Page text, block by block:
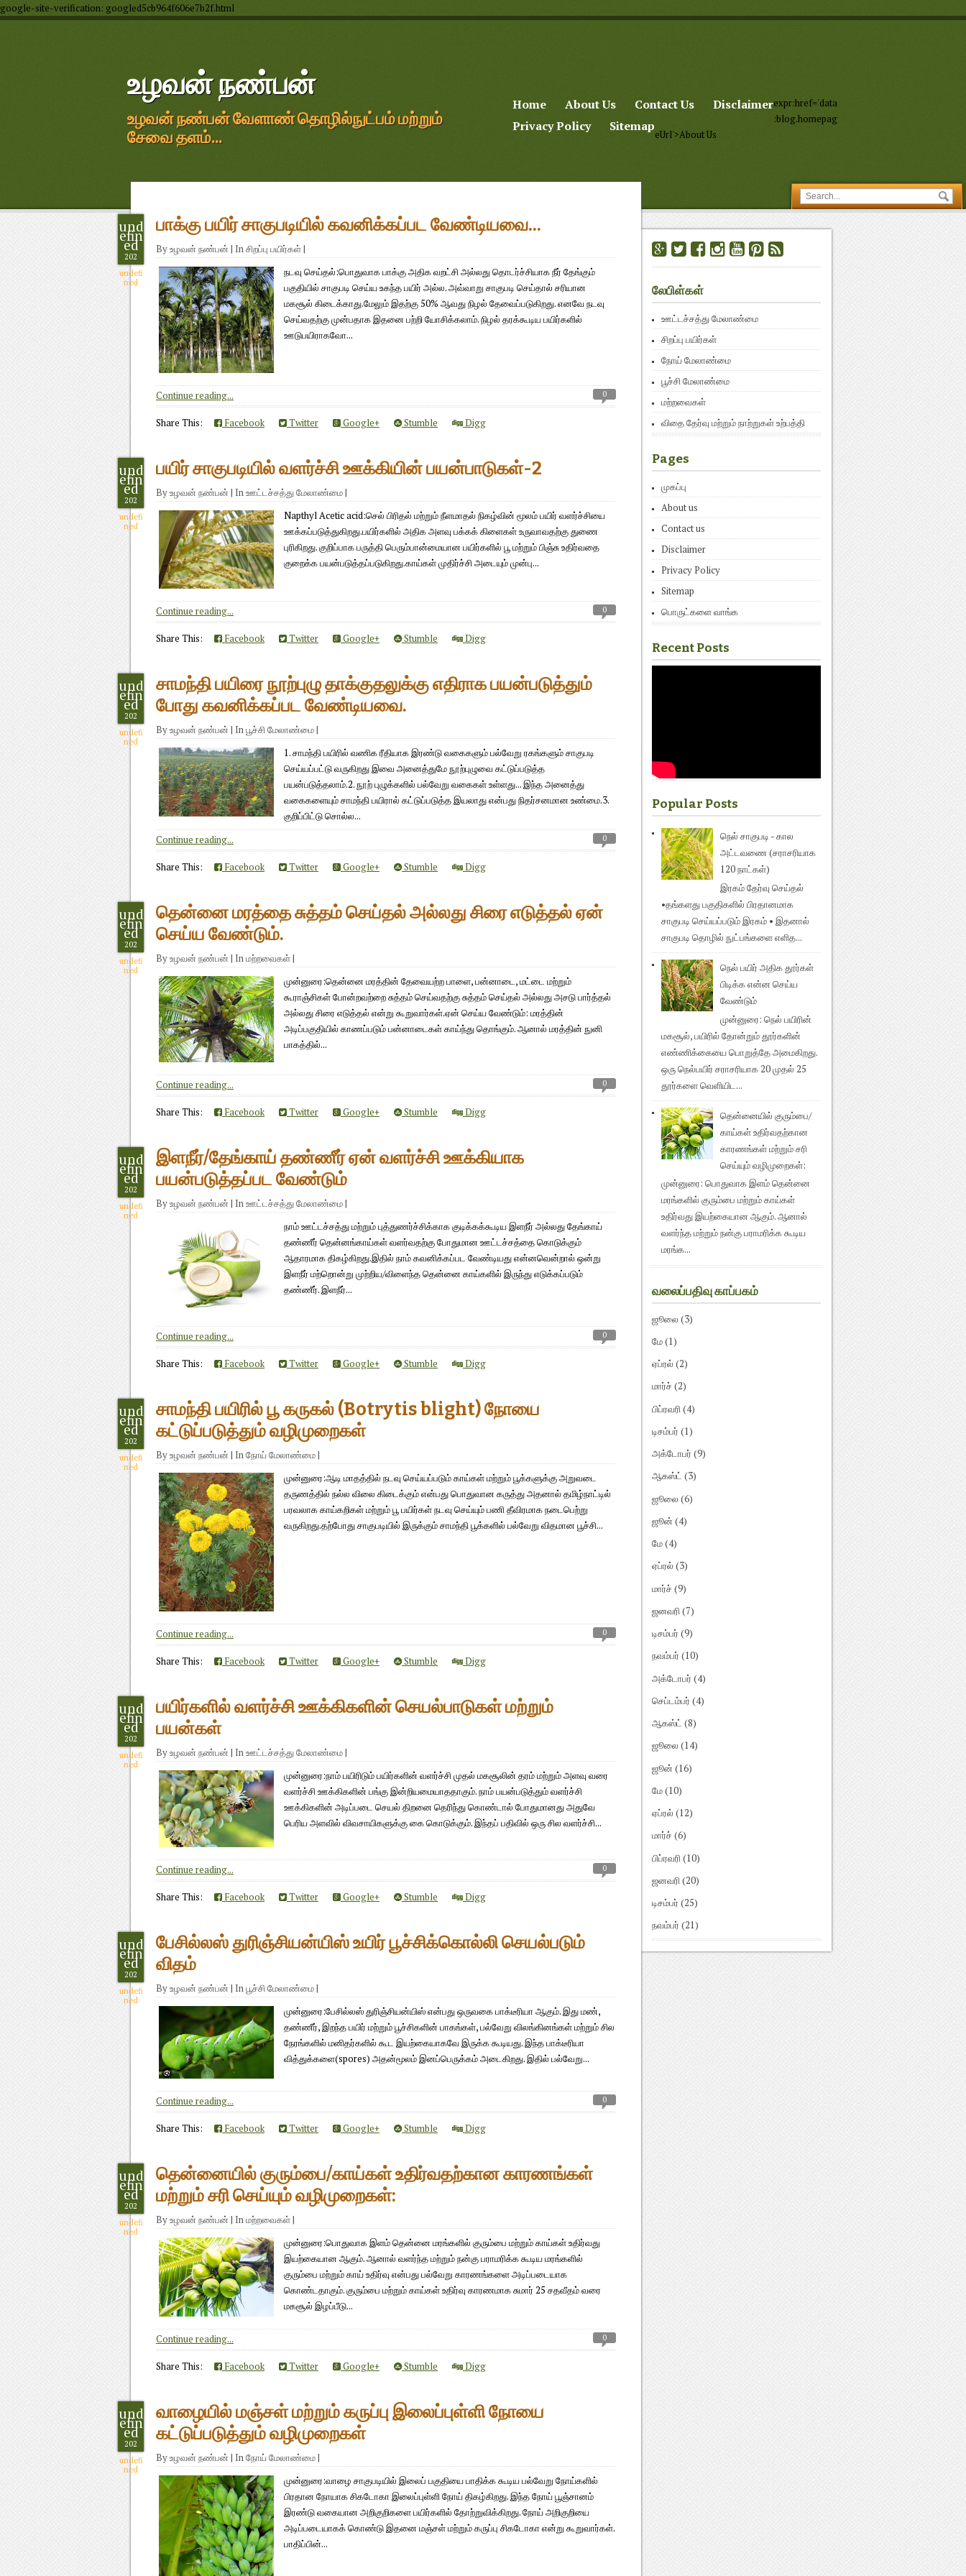
google-site-verification: googled5cb964f606e7b2f.html
உழவன் நண்பன்
உழவன் நண்பன் வேளாண் தொழில்நுட்பம் மற்றும்
சேவை தளம்...
Home About Us Contact Us
Disclaimer
Privacy Policy
Sitemap
expr:href='data
:blog.homepag
eUrl'>About Us
பாக்கு பயிர் சாகுபடியில் கவனிக்கப்பட வேண்டியவை...
Byஉழவன் நண்பன் | Inசிறப்பு பயிர்கள்|
நடவு செய்தல்:பொதுவாக பாக்கு அதிக வறட்சி அல்லது தொடர்ச்சியாக நீர் தேங்கும்
பகுதியில் சாகுபடி செய்ய உகந்த பயிர் அல்ல. அவ்வாறு சாகுபடி செய்தால் சரியான
மகசூல் கிடைக்காது.மேலும் இதற்கு 50% ஆவது நிழல் தேவைப்படுகிறது. எனவே நடவு
செய்வதற்கு முன்பதாக இதனை பற்றி யோசிக்கலாம். நிழல் தரக்கூடிய பயிர்களில்
ஊடுபயிராகவோ...
Continue reading... 0
und
efin
ed
202
undefi
ned
Share This: Facebook Twitter Google+ Stumble Digg
பயிர் சாகுபடியில் வளர்ச்சி ஊக்கியின் பயன்பாடுகள்-2
Byஉழவன் நண்பன் | Inஊட்டச்சத்து மேலாண்மை|
Napthyl Acetic acid:செல் பிரிதல் மற்றும் நீளமாதல் நிகழ்வின் மூலம் பயிர் வளர்ச்சியை
ஊக்கப்படுத்துகிறது.பயிர்களில் அதிக அளவு பக்கக் கிளைகள் உருவாவதற்கு துணை
புரிகிறது. குறிப்பாக பருத்தி பெரும்பான்மையான பயிர்களில் பூ மற்றும் பிஞ்சு உதிர்வதை
குறைக்க பயன்படுத்தப்படுகிறது.காய்கள் முதிர்ச்சி அடையும் முன்பு...
Continue reading... 0
und
efin
ed
202
undefi
ned
Share This: Facebook Twitter Google+ Stumble Digg
சாமந்தி பயிரை நூற்புழு தாக்குதலுக்கு எதிராக பயன்படுத்தும்
போது கவனிக்கப்பட வேண்டியவை.
Byஉழவன் நண்பன் | Inபூச்சி மேலாண்மை|
1. சாமந்தி பயிரில் வணிக ரீதியாக இரண்டு வகைகளும் பல்வேறு ரகங்களும் சாகுபடி
செய்யப்பட்டு வருகிறது இவை அனைத்துமே நூற்புழுவை கட்டுப்படுத்த
பயன்படுத்தலாம்.2. நூற் புழுக்களில் பல்வேறு வகைகள் உள்ளது... இந்த அனைத்து
வகைகளையும் சாமந்தி பயிரால் கட்டுப்படுத்த இயலாது என்பது நிதர்சனமான உண்மை.3.
குறிப்பிட்டு சொல்ல...
Continue reading...
0
und
efin
ed
202
undefi
ned
Share This: Facebook Twitter Google+ Stumble Digg
தென்னை மரத்தை சுத்தம் செய்தல் அல்லது சிரை எடுத்தல் ஏன்
செய்ய வேண்டும்.
Byஉழவன் நண்பன் | Inமற்றவைகள்|
முன்னுரை:தென்னை மரத்தின் தேவையற்ற பாளை, பன்னாடை, மட்டை மற்றும்
கூராஞ்சிகள் போன்றவற்றை சுத்தம் செய்வதற்கு சுத்தம் செய்தல் அல்லது அசடு பார்த்தல்
அல்லது சிரை எடுத்தல் என்று கூறுவார்கள்.ஏன் செய்ய வேண்டும்: மரத்தின்
அடிப்பகுதியில் காணப்படும் பன்னாடைகள் காய்ந்து தொங்கும். ஆனால் மரத்தின் நுனி
பாகத்தில்...
Continue reading... 0
und
efin
ed
202
undefi
ned
Share This: Facebook Twitter Google+ Stumble Digg
இளநீர்/தேங்காய் தண்ணீர் ஏன் வளர்ச்சி ஊக்கியாக
பயன்படுத்தப்பட வேண்டும்
Byஉழவன் நண்பன் | Inஊட்டச்சத்து மேலாண்மை|
நாம் ஊட்டச்சத்து மற்றும் புத்துணர்ச்சிக்காக குடிக்கக்கூடிய இளநீர் அல்லது தேங்காய்
தண்ணீர் தென்னங்காய்கள் வளர்வதற்கு போதுமான ஊட்டச்சத்தை கொடுக்கும்
ஆதாரமாக திகழ்கிறது.இதில் நாம் கவனிக்கப்பட வேண்டியது என்னவென்றால் ஒன்று
இளநீர் மற்றொன்று முற்றிய/விளைந்த தென்னை காய்களில் இருந்து எடுக்கப்படும்
தண்ணீர். இளநீர்...
Continue reading... 0
und
efin
ed
202
undefi
ned
Share This: Facebook Twitter Google+ Stumble Digg
சாமந்தி பயிரில் பூ கருகல் (Botrytis blight) நோயை
கட்டுப்படுத்தும் வழிமுறைகள்
Byஉழவன் நண்பன் | In நோய் மேலாண்மை|
முன்னுரை:ஆடி மாதத்தில் நடவு செய்யப்படும் காய்கள் மற்றும் பூக்களுக்கு அறுவடை
தருணத்தில் நல்ல விலை கிடைக்கும் என்பது பொதுவான கருத்து அதனால் தமிழ்நாட்டில்
பரவலாக காய்கறிகள் மற்றும் பூ பயிர்கள் நடவு செய்யும் பணி தீவிரமாக நடைபெற்று
வருகிறது.தற்போது சாகுபடியில் இருக்கும் சாமந்தி பூக்களில் பல்வேறு விதமான பூச்சி...
Continue reading... 0
und
efin
ed
202
undefi
ned
Share This: Facebook Twitter Google+ Stumble Digg
பயிர்களில் வளர்ச்சி ஊக்கிகளின் செயல்பாடுகள் மற்றும்
பயன்கள்
Byஉழவன் நண்பன் | Inஊட்டச்சத்து மேலாண்மை|
முன்னுரை:நாம் பயிரிடும் பயிர்களின் வளர்ச்சி முதல் மகசூலின் தரம் மற்றும் அளவு வரை
வளர்ச்சி ஊக்கிகளின் பங்கு இன்றியமையாததாகும். நாம் பயன்படுத்தும் வளர்ச்சி
ஊக்கிகளின் அடிப்படை செயல் திறனை தெரிந்து கொண்டால் போதுமானது அதுவே
பெரிய அளவில் விவசாயிகளுக்கு கை கொடுக்கும். இந்தப் பதிவில் ஒரு சில வளர்ச்சி...
Continue reading... 0
und
efin
ed
202
undefi
ned
Share This: Facebook Twitter Google+ Stumble Digg
பேசில்லஸ் துரிஞ்சியன்யிஸ் உயிர் பூச்சிக்கொல்லி செயல்படும்
விதம்
Byஉழவன் நண்பன் | Inபூச்சி மேலாண்மை|
முன்னுரை:பேசில்லஸ் துரிஞ்சியன்யிஸ் என்பது ஒருவகை பாக்டீரியா ஆகும். இது மண்,
தண்ணீர், இறந்த பயிர் மற்றும் பூச்சிகளின் பாகங்கள், பல்வேறு விலங்கினங்கள் மற்றும் சில
நேரங்களில் மனிதர்களில் கூட இயற்கையாகவே இருக்க கூடியது. இந்த பாக்டீரியா
வித்துக்களை(spores) அதன்மூலம் இனப்பெருக்கம் அடைகிறது. இதில் பல்வேறு...
Continue reading... 0
und
efin
ed
202
undefi
ned
Share This: Facebook Twitter Google+ Stumble Digg
தென்னையில் குரும்பை/காய்கள் உதிர்வதற்கான காரணங்கள்
மற்றும் சரி செய்யும் வழிமுறைகள்:
Byஉழவன் நண்பன் | Inமற்றவைகள்|
முன்னுரை:பொதுவாக இளம் தென்னை மரங்களில் குரும்பை மற்றும் காய்கள் உதிர்வது
இயற்கையான ஆகும். ஆனால் வளர்ந்த மற்றும் நன்கு பராமரிக்க கூடிய மரங்களில்
குரும்பை மற்றும் காய் உதிர்வு என்பது பல்வேறு காரணங்களை அடிப்படையாக
கொண்டதாகும். குரும்பை மற்றும் காய்கள் உதிர்வு காரணமாக சுமார் 25 சதவீதம் வரை
மகசூல் இழப்பீடு...
Continue reading... 0
und
efin
ed
202
undefi
ned
Share This: Facebook Twitter Google+ Stumble Digg
வாழையில் மஞ்சள் மற்றும் கருப்பு இலைப்புள்ளி நோயை
கட்டுப்படுத்தும் வழிமுறைகள்
Byஉழவன் நண்பன் | Inநோய் மேலாண்மை|
முன்னுரை:வாழை சாகுபடியில் இலைப் பகுதியை பாதிக்க கூடிய பல்வேறு நோய்களில்
பிரதான நோயாக சிகடோகா இலைப்புள்ளி நோய் திகழ்கிறது. இந்த நோய் பூஞ்சானம்
இரண்டு வகையான அறிகுறிகளை பயிர்களில் தோற்றுவிக்கிறது. நோய் அறிகுறியை
அடிப்படையாகக் கொண்டு இதனை மஞ்சள் மற்றும் கருப்பு சிகடோகா என்று கூறுவார்கள்.
பாதிப்பின்...
und
efin
ed
202
undefi
ned
லேபிள்கள்
ஊட்டச்சத்து மேலாண்மை
சிறப்பு பயிர்கள்
நோய் மேலாண்மை
பூச்சி மேலாண்மை
மற்றவைகள்
விதை தேர்வு மற்றும் நாற்றுகள் உற்பத்தி
Pages
முகப்பு
About us
Contact us
Disclaimer
Privacy Policy
Sitemap
பொருட்களை வாங்க
Recent Posts
Popular Posts
நெல் சாகுபடி - கால
அட்டவணை (சராசரியாக
120 நாட்கள்)
இரகம் தேர்வு செய்தல்
•தங்களது பகுதிகளில் பிரதானமாக
சாகுபடி செய்யப்படும் இரகம் • இதனால்
சாகுபடி தொழில் நுட்பங்களை எளித...
நெல் பயிர் அதிக தூர்கள்
பிடிக்க என்ன செய்ய
வேண்டும்
முன்னுரை: நெல் பயிரின்
மகசூல், பயிரில் தோன்றும் தூர்களின்
எண்ணிக்கையை பொறுத்தே அமைகிறது.
ஒரு நெல்பயிர் சராசரியாக 20 முதல் 25
தூர்களை வெளியிட...
தென்னையில் குரும்பை/
காய்கள் உதிர்வதற்கான
காரணங்கள் மற்றும் சரி
செய்யும் வழிமுறைகள்:
முன்னுரை: பொதுவாக இளம் தென்னை
மரங்களில் குரும்பை மற்றும் காய்கள்
உதிர்வது இயற்கையான ஆகும். ஆனால்
வளர்ந்த மற்றும் நன்கு பராமரிக்க கூடிய
மரங்க...
வலைப்பதிவு காப்பகம்
ஜூலை (3)
மே(1)
ஏப்ரல் (2)
மார்ச்(2)
பிப்ரவரி (4)
டிசம்பர் (1)
அக்டோபர் (9)
ஆகஸ்ட் (3)
ஜூலை (6)
ஜூன் (4)
மே(4)
ஏப்ரல் (3)
மார்ச்(9)
ஜனவரி(7)
டிசம்பர் (9)
நவம்பர் (10)
அக்டோபர் (4)
செப்டம்பர் (4)
ஆகஸ்ட் (8)
ஜூலை (14)
ஜூன் (16)
மே(10)
ஏப்ரல் (12)
மார்ச்(6)
பிப்ரவரி (10)
ஜனவரி(20)
டிசம்பர் (25)
நவம்பர் (21)